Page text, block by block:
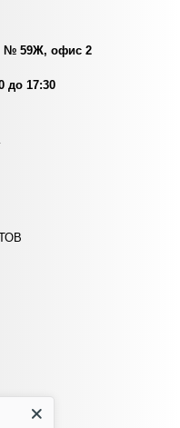
№ 59Ж, офис 2
до 17:30